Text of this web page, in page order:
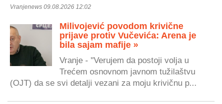
Vranjenews 09.08.2026 12:02
Milivojević povodom krivične
prijave protiv Vučevića: Arena je
bila sajam mafije »
Vranje - "Verujem da postoji volja u
Trećem osnovnom javnom tužilaštvu
(OJT) da se svi detalji vezani za moju krivičnu p...